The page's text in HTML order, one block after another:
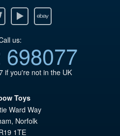
Ebay
us:
if you're not in the UK
Toys
Ward Way
, Norfolk
1TE